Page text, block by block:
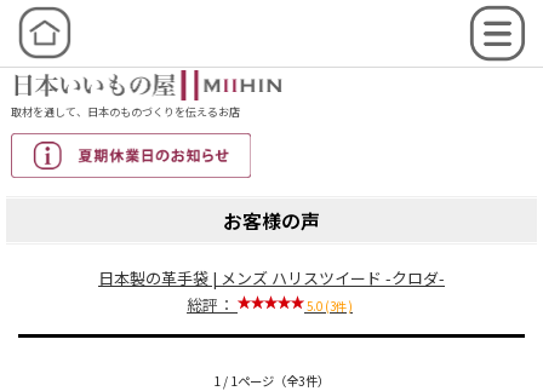
取材を通して、日本のものづくりを伝えるお店
お客様の声
日本製の革手袋 | メンズ ハリスツイード -クロダ-
総評：
5.0 (3件)
1 / 1ページ（全3件）